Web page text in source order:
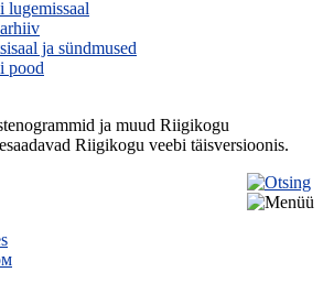
lugemissaal
ja sündmused
pood
ja muud Riigikogu
Riigikogu veebi täisversioonis.